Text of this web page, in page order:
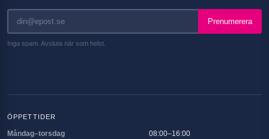
Prenumerera
Inga spam. Avsluta när som helst.
ÖPPETTIDER
Måndag–torsdag
08:00–16:00